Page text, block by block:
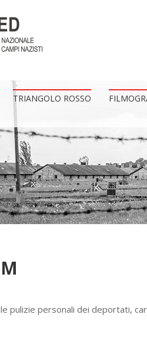
TRIANGOLO ROSSO
pulizie personali dei deportati,